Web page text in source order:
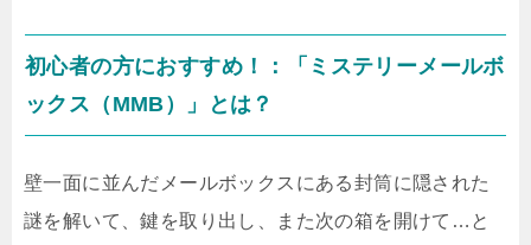
初心者の方におすすめ！：「ミステリーメールボ
ックス（MMB）」とは？
壁一面に並んだメールボックスにある封筒に隠された
謎を解いて、鍵を取り出し、また次の箱を開けて…と